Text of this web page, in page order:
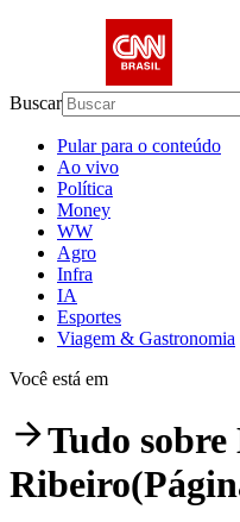
Buscar
Pular para o conteúdo
Ao vivo
Política
Money
WW
Agro
Infra
IA
Esportes
Viagem & Gastronomia
Você está em
Tudo sobre
Ribeiro